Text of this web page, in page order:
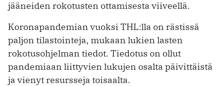
jääneiden rokotusten ottamisesta viiveellä.
Koronapandemian vuoksi THL:lla on rästissä
paljon tilastointeja, mukaan lukien lasten
rokotusohjelman tiedot. Tiedotus on ollut
pandemiaan liittyvien lukujen osalta päivittäistä
ja vienyt resursseja toisaalta.